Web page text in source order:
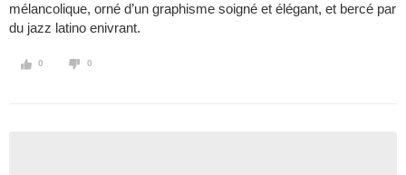
mélancolique, orné d’un graphisme soigné et élégant, et bercé par
du jazz latino enivrant.
0 0